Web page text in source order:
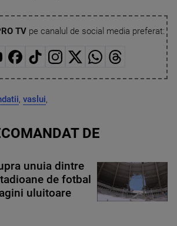
TVpe canalul de social media preferat:
, vaslui,
DE
unuia dintre
de fotbal
uluitoare